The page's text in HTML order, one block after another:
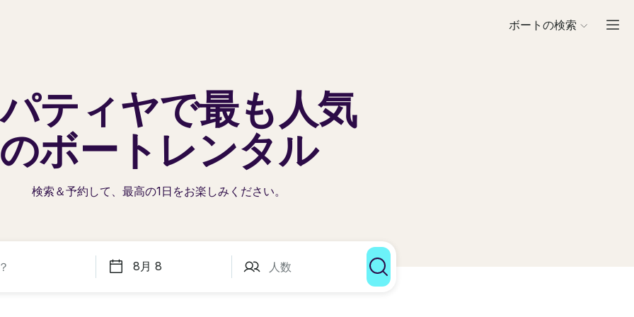
ボートの検索
ティヤで最も人気
ボートレンタル
検索＆予約して、最高の1日をお楽しみください。